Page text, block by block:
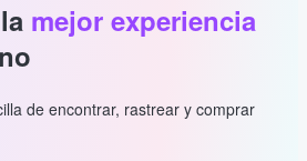
mejor experiencia
de encontrar, rastrear y comprar